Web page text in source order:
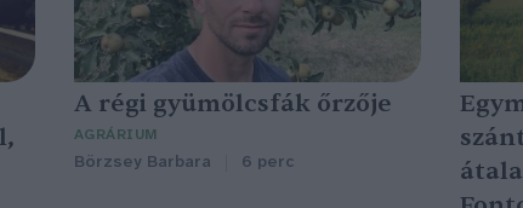
A régi gyümölcsfák őrzője
AGRÁRIUM
Börzsey Barbara 6 perc